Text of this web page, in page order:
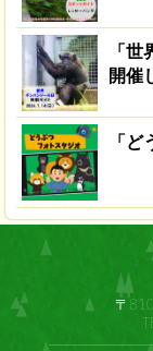
「
開催
「ど
〒